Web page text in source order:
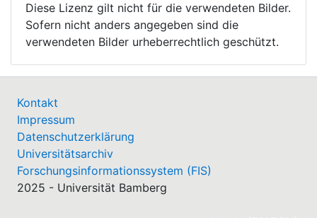
Diese Lizenz gilt nicht für die verwendeten Bilder.
Sofern nicht anders angegeben sind die
verwendeten Bilder urheberrechtlich geschützt.
Kontakt
Impressum
Datenschutzerklärung
Universitätsarchiv
Forschungsinformationssystem (FIS)
2025 - Universität Bamberg